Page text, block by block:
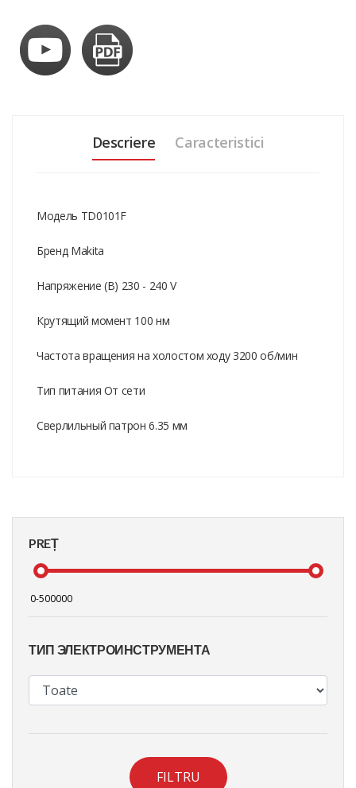
PREȚ
ТИП ЭЛЕКТРОИНСТРУМЕНТА
FILTRU
Descriere Caracteristici
Модель TD0101F
Бренд Makita
Напряжение (В) 230 - 240 V
Крутящий момент 100 нм
Частота вращения на холостом ходу 3200 об/мин
Тип питания От сети
Сверлильный патрон 6.35 мм